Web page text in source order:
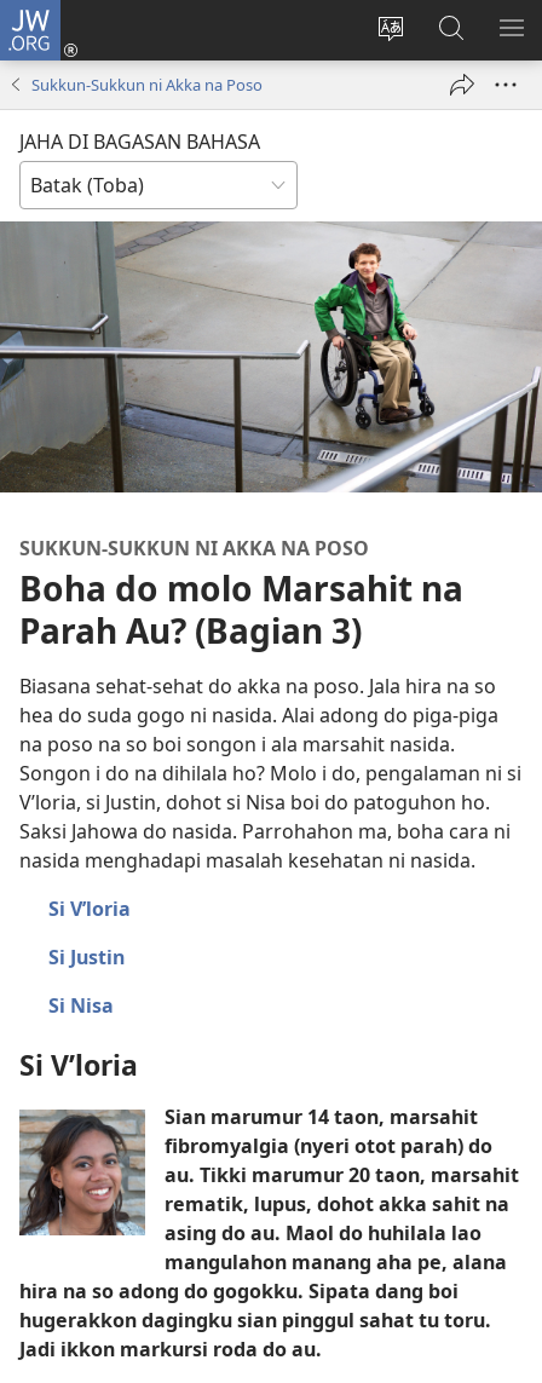
JW.ORG
Ganti
Log
Lului
di
JW.ORG
Sukkun-Sukkun ni Akka na Poso
JAHA DI BAGASAN BAHASA
SUKKUN-SUKKUN NI AKKA NA POSO
Boha do molo Marsahit na
Parah Au? (Bagian 3)
Biasana sehat-sehat do akka na poso. Jala hira na so
hea do suda gogo ni nasida. Alai adong do piga-piga
na poso na so boi songon i ala marsahit nasida.
Songon i do na dihilala ho? Molo i do, pengalaman ni si
V’loria, si Justin, dohot si Nisa boi do patoguhon ho.
Saksi Jahowa do nasida. Parrohahon ma, boha cara ni
nasida menghadapi masalah kesehatan ni nasida.
Si V’loria
Si Justin
Si Nisa
Si V’loria
Sian marumur 14 taon, marsahit
fibromyalgia (nyeri otot parah) do
au. Tikki marumur 20 taon, marsahit
rematik, lupus, dohot akka sahit na
asing do au. Maol do huhilala lao
mangulahon manang aha pe, alana
hira na so adong do gogokku. Sipata dang boi
hugerakkon dagingku sian pinggul sahat tu toru.
Jadi ikkon markursi roda do au.